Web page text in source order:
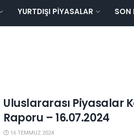
YURTDIŞI PIYASALAR SON
Uluslararası Piyasalar
Raporu – 16.07.2024
16 TEMMUZ 2024